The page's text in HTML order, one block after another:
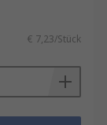
€ 7,23/Stück